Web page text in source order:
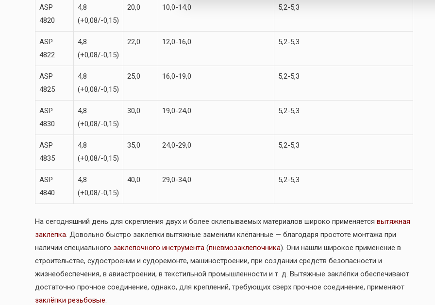
ASP
4820
4,8
(+0,08/-0,15)
20,0 10,0-14,0 5,2-5,3
ASP
4822
4,8
(+0,08/-0,15)
22,0 12,0-16,0 5,2-5,3
ASP
4825
4,8
(+0,08/-0,15)
25,0 16,0-19,0 5,2-5,3
ASP
4830
4,8
(+0,08/-0,15)
30,0 19,0-24,0 5,2-5,3
ASP
4835
4,8
(+0,08/-0,15)
35,0 24,0-29,0 5,2-5,3
ASP
4840
4,8
(+0,08/-0,15)
40,0 29,0-34,0 5,2-5,3
На сегодняшний день для скрепления двух и более склепываемых материалов широко применяется вытяжная
заклёпка. Довольно быстро заклёпки вытяжные заменили клёпанные — благодаря простоте монтажа при
наличии специального заклёпочного инструмента (пневмозаклёпочника). Они нашли широкое применение в
строительстве, судостроении и судоремонте, машиностроении, при создании средств безопасности и
жизнеобеспечения, в авиастроении, в текстильной промышленности и т. д. Вытяжные заклёпки обеспечивают
достаточно прочное соединение, однако, для креплений, требующих сверх прочное соединение, применяют
заклёпки резьбовые.